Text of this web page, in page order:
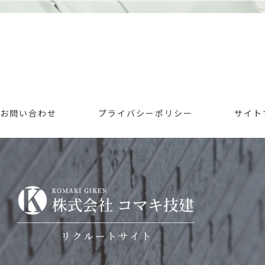
お問い合わせ プライバシーポリシー サイ